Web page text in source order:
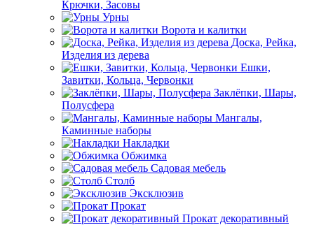
Крючки, Засовы
Урны
Ворота и калитки
Доска, Рейка,
Изделия из дерева
Ешки,
Завитки, Кольца, Червонки
Заклёпки, Шары,
Полусфера
Мангалы,
Каминные наборы
Накладки
Обжимка
Садовая мебель
Столб
Эксклюзив
Прокат
Прокат декоративный